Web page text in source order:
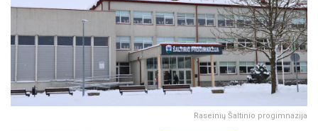
Raseinių Šaltinio progimnazija